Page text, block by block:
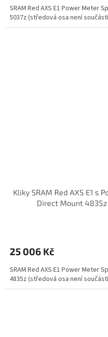
SRAM Red AXS E1 Power Meter
5037z (středová osa není
Kliky SRAM Red AXS E1 s
Direct Mount
25 006 Kč
SRAM Red AXS E1 Power Meter
4835z (středová osa není